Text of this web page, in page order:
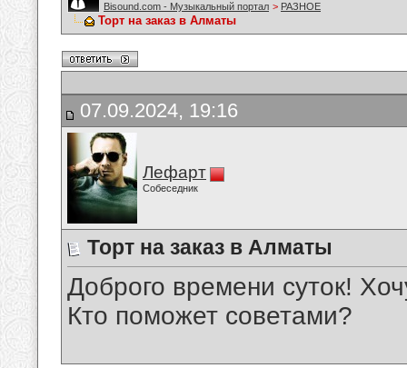
Bisound.com - Музыкальный портал > РАЗНОЕ
Торт на заказ в Алматы
07.09.2024, 19:16
Лефарт
Собеседник
Торт на заказ в Алматы
Доброго времени суток!
Кто поможет советами?